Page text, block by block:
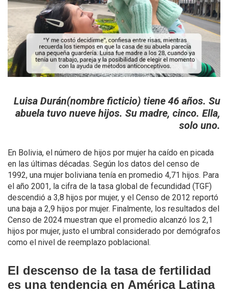
Luisa Durán(nombre ficticio) tiene 46 años. Su
abuela tuvo nueve hijos. Su madre, cinco. Ella,
solo uno.
En Bolivia, el número de hijos por mujer ha caído en picada
en las últimas décadas. Según los datos del censo de
1992, una mujer boliviana tenía en promedio 4,71 hijos. Para
el año 2001, la cifra de la tasa global de fecundidad (TGF)
descendió a 3,8 hijos por mujer, y el Censo de 2012 reportó
una baja a 2,9 hijos por mujer. Finalmente, los resultados del
Censo de 2024 muestran que el promedio alcanzó los 2,1
hijos por mujer, justo el umbral considerado por demógrafos
como el nivel de reemplazo poblacional.
El descenso de la tasa de fertilidad
es una tendencia en América Latina